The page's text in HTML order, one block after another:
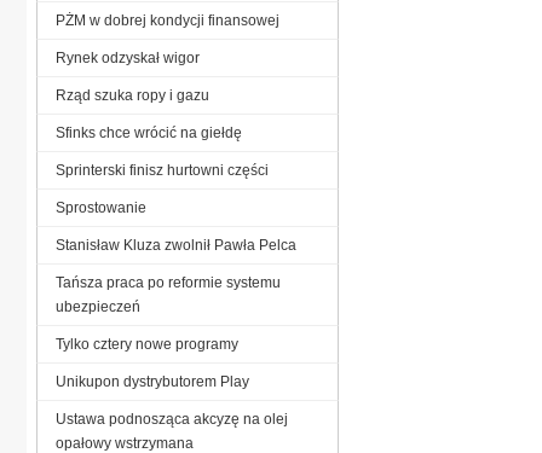
PŻM w dobrej kondycji finansowej
Rynek odzyskał wigor
Rząd szuka ropy i gazu
Sfinks chce wrócić na giełdę
Sprinterski finisz hurtowni części
Sprostowanie
Stanisław Kluza zwolnił Pawła Pelca
Tańsza praca po reformie systemu
ubezpieczeń
Tylko cztery nowe programy
Unikupon dystrybutorem Play
Ustawa podnosząca akcyzę na olej
opałowy wstrzymana